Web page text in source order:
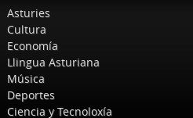
Asturies
Cultura
Economía
Llingua Asturiana
Música
Deportes
Ciencia y Tecnoloxía